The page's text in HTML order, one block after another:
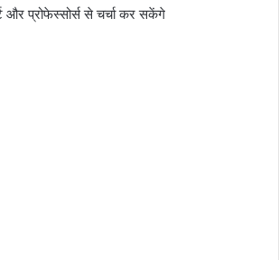
और प्रोफेस्सोर्स से चर्चा कर सकेंगे